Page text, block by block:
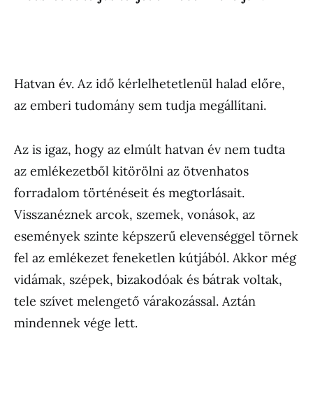
Hatvan év. Az idő kérlelhetetlenül halad előre,
az emberi tudomány sem tudja megállítani.
Az is igaz, hogy az elmúlt hatvan év nem tudta
az emlékezetből kitörölni az ötvenhatos
forradalom történéseit és megtorlásait.
Visszanéznek arcok, szemek, vonások, az
események szinte képszerű elevenséggel törnek
fel az emlékezet feneketlen kútjából. Akkor még
vidámak, szépek, bizakodóak és bátrak voltak,
tele szívet melengető várakozással. Aztán
mindennek vége lett.